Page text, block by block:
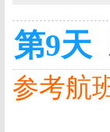
第9天
参考航
LH